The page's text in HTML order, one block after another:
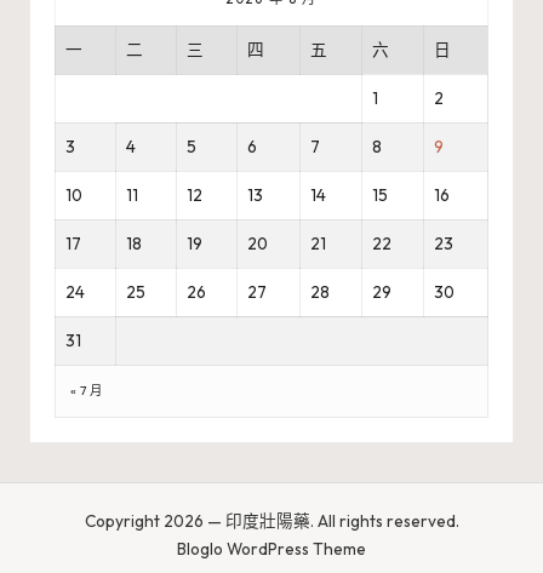
一 二 三 四 五 六 日
1 2
3 4 5 6 7 8 9
10 11 12 13 14 15 16
17 18 19 20 21 22 23
24 25 26 27 28 29 30
31
« 7 月
Copyright 2026 — 印度壯陽藥. All rights reserved.
Bloglo WordPress Theme